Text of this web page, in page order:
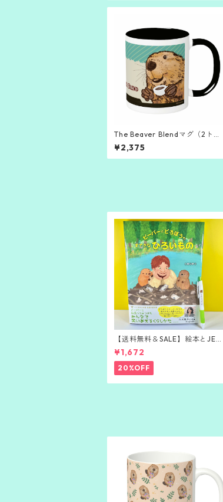
The Beaver Blendマグ（2トー
ン・ブラック）
¥2,375
【送料無料＆SALE】絵本とJETS
TREAMボールペンのセット
¥1,672
20%OFF